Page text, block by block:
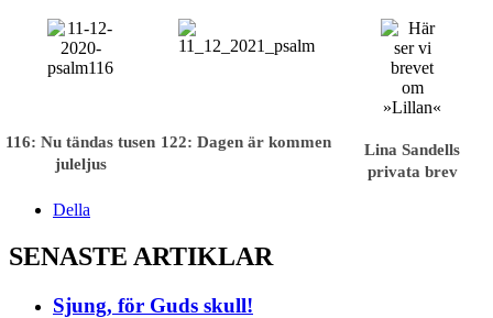
116: Nu tändas tusen
juleljus
122: Dagen är kommen
Lina Sandells
privata brev
Della
SENASTE ARTIKLAR
Sjung, för Guds skull!